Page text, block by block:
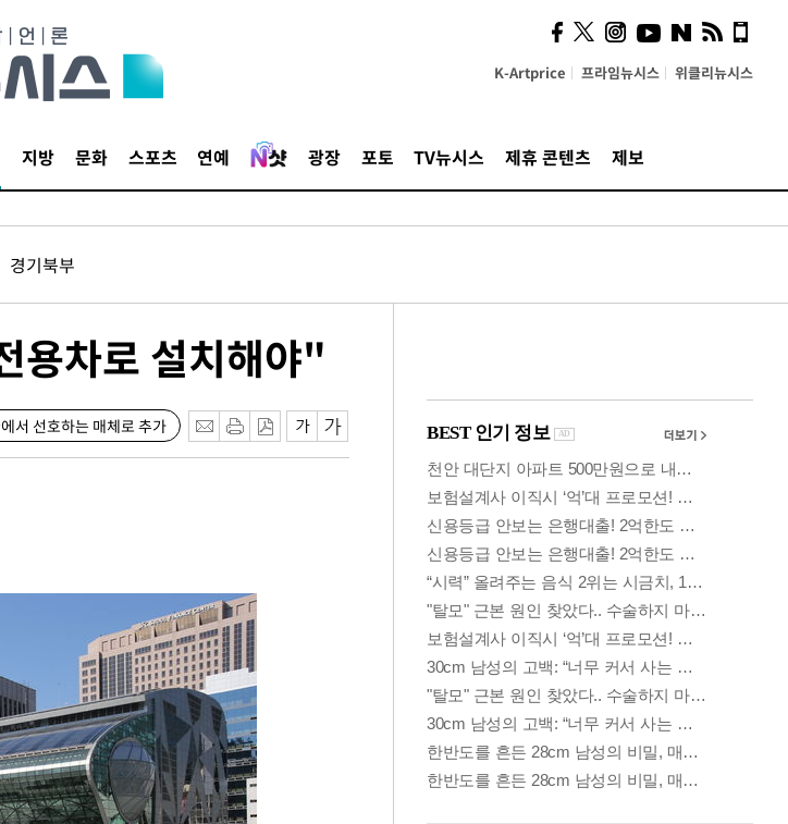
K-Artprice 프라임뉴시스 위클리뉴시스
지방 문화 스포츠 연예 광장 포토 TV뉴시스 제휴 콘텐츠 제보
경기북부
용차로 설치해야"
서 선호하는 매체로 추가
사이 해답 찾았죠"…알을
깨고 나온 '초자아'